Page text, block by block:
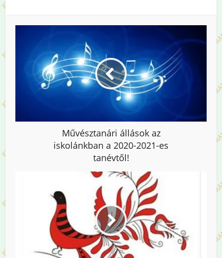
Művésztanári állások az
iskolánkban a 2020-2021-es
tanévtől!